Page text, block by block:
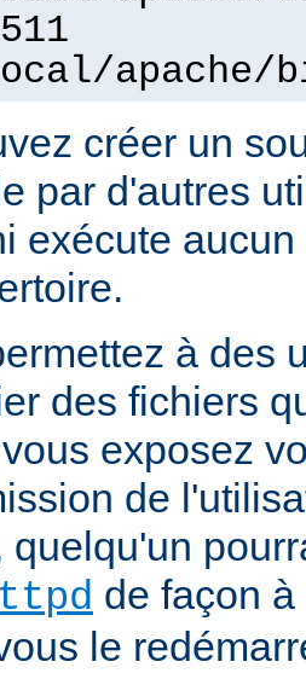
apache/
créer un
par d'autres
exécute
à des
des fichiers
exposez
de
quelqu'un
de façon
le